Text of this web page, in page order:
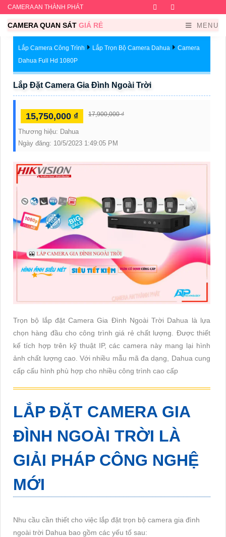
CAMERA AN THÀNH PHÁT Facebook
CAMERA QUAN SÁT GIÁ RẺ MENU
Lắp Camera Công Trình Lắp Trọn Bộ Camera Dahua
Camera
Dahua Full Hd 1080P
Lắp Đặt Camera Gia Đình Ngoài Trời
15,750,000 ₫ 17,900,000 ₫
Thương hiệu: Dahua
Ngày đăng: 10/5/2023 1:49:05 PM
Trọn bộ lắp đặt Camera Gia Đình Ngoài Trời Dahua là lựa
chọn hàng đầu cho công trình giá rẻ chất lượng. Được thiết
kế tích hợp trên kỹ thuật IP, các camera này mang lại hình
ảnh chất lượng cao. Với nhiều mẫu mã đa dạng, Dahua cung
cấp cấu hình phù hợp cho nhiều công trình cao cấp
LẮP ĐẶT CAMERA GIA
ĐÌNH NGOÀI TRỜI LÀ
GIẢI PHÁP CÔNG NGHỆ
MỚI
Nhu cầu cần thiết cho việc lắp đặt trọn bộ camera gia đình
ngoài trời Dahua bao gồm các yếu tố sau: